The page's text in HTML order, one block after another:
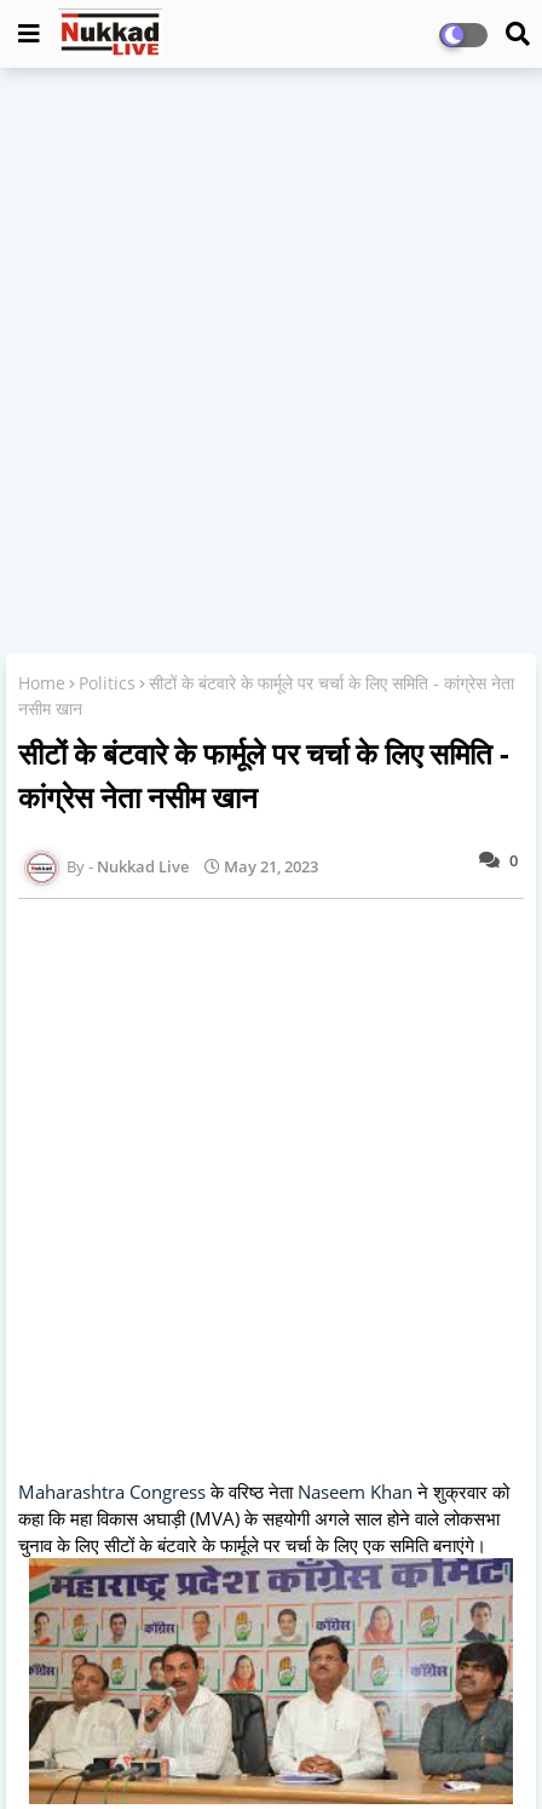
Home Politics
सीटों के बंटवारे के फार्मूले पर चर्चा के लिए समिति - कांग्रेस नेता
नसीम खान
सीटों के बंटवारे के फार्मूले पर चर्चा के लिए समिति -
कांग्रेस नेता नसीम खान
0
Nukkad Live May 21, 2023
Maharashtra Congressके वरिष्ठ नेता Naseem Khan ने शुक्रवार को
कहा कि महा विकास अघाड़ी (MVA) के सहयोगी अगले साल होने वाले लोकसभा
चुनाव के लिए सीटों के बंटवारे के फार्मूले पर चर्चा के लिए एक समिति बनाएंगे।